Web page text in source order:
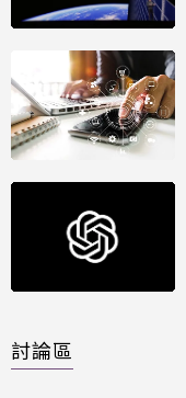
討論區